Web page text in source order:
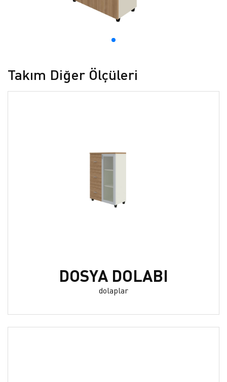
Takım Diğer Ölçüleri
DOSYA DOLABI
dolaplar